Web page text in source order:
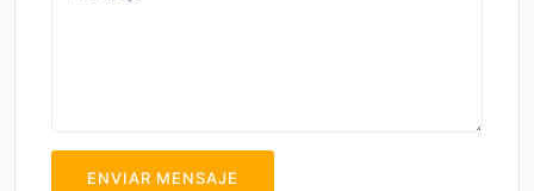
ENVIAR MENSAJE